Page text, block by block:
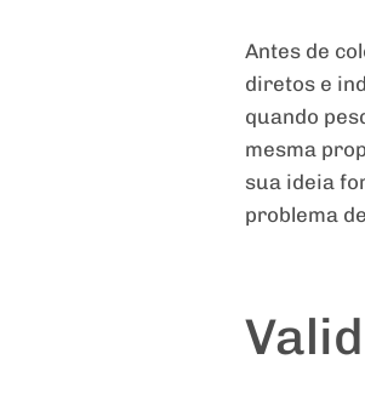
Antes de
diretos e
quando
mesma
sua ideia
problema